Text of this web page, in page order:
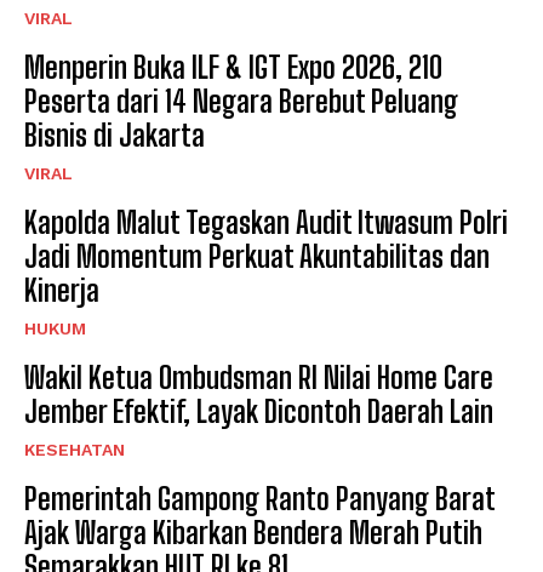
VIRAL
Menperin Buka ILF & IGT Expo 2026, 210
Peserta dari 14 Negara Berebut Peluang
Bisnis di Jakarta
VIRAL
Kapolda Malut Tegaskan Audit Itwasum Polri
Jadi Momentum Perkuat Akuntabilitas dan
Kinerja
HUKUM
Wakil Ketua Ombudsman RI Nilai Home Care
Jember Efektif, Layak Dicontoh Daerah Lain
KESEHATAN
Pemerintah Gampong Ranto Panyang Barat
Ajak Warga Kibarkan Bendera Merah Putih